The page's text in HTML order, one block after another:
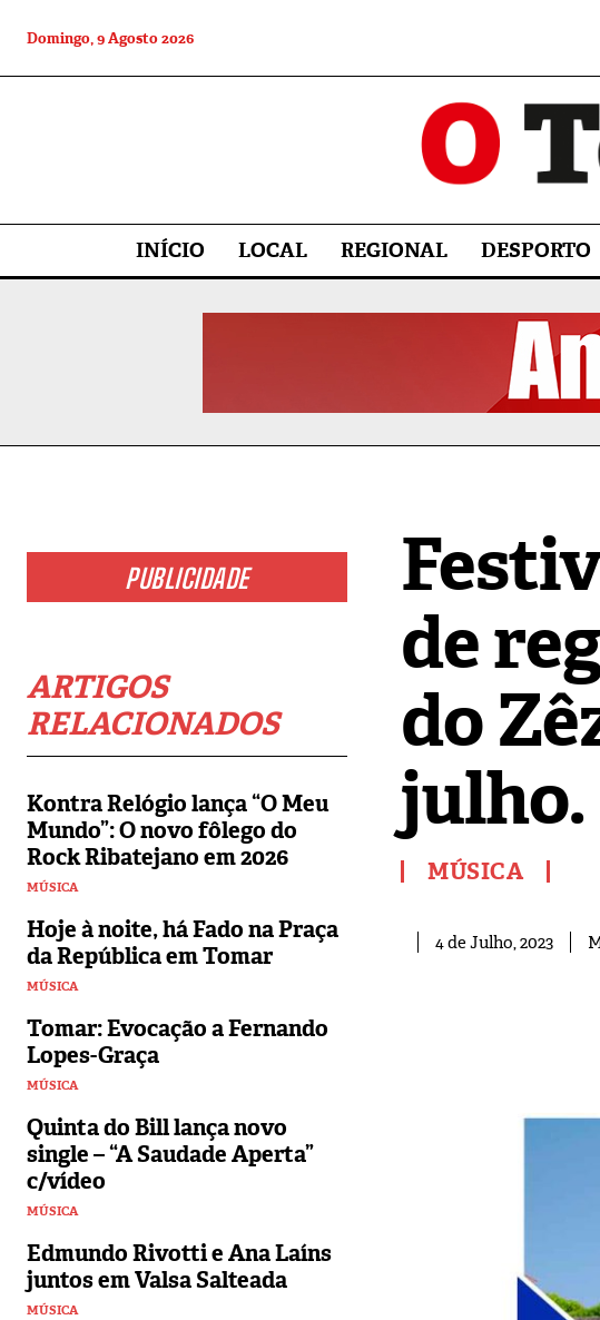
Domingo, 9 Agosto 2026
INÍCIO LOCAL REGIONAL DESPORTO
PUBLICIDADE
ARTIGOS
RELACIONADOS
Kontra Relógio lança “O Meu
Mundo”: O novo fôlego do
Rock Ribatejano em 2026
MÚSICA
Hoje à noite, há Fado na Praça
da República em Tomar
MÚSICA
Tomar: Evocação a Fernando
Lopes-Graça
MÚSICA
Quinta do Bill lança novo
single – “A Saudade Aperta”
c/vídeo
MÚSICA
Edmundo Rivotti e Ana Laíns
juntos em Valsa Salteada
MÚSICA
de
do
julho.
MÚSICA
4 de Julho, 2023